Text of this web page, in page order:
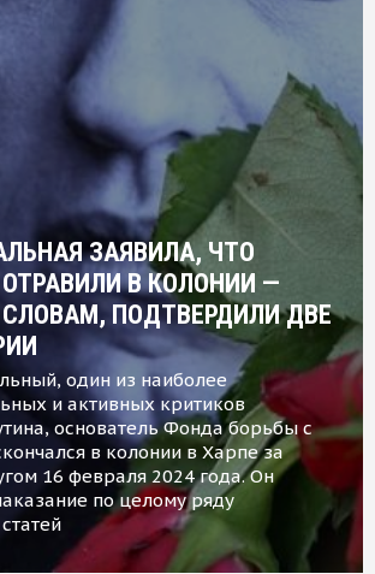
ЗАЯВИЛА, ЧТО
В КОЛОНИИ —
СЛОВАМ, ПОДТВЕРДИЛИ ДВЕ
один из наиболее
и активных критиков
основатель Фонда борьбы с
в колонии в Харпе за
16 февраля 2024 года. Он
по целому ряду